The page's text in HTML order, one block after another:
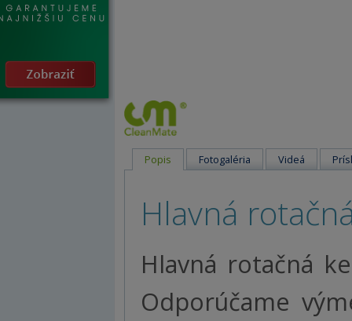
Popis Fotogaléria Videá
Hlavná
Hlavná rotačná
Odporúčame